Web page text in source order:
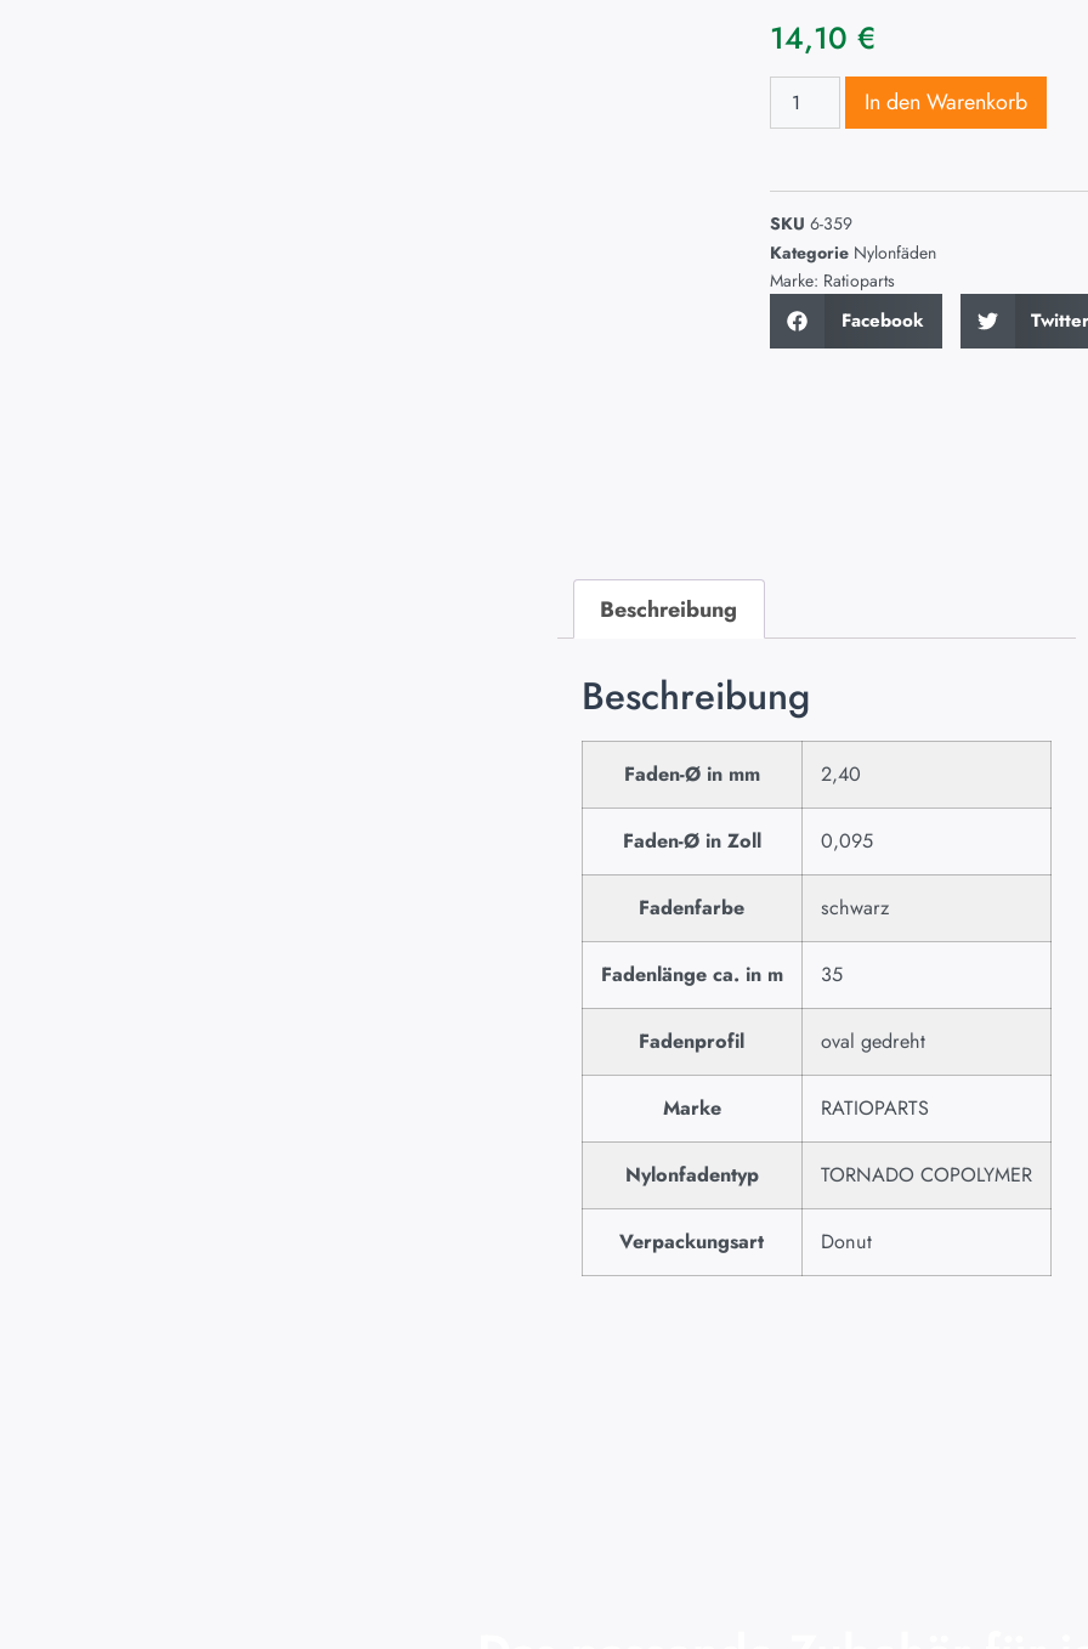
14,10 €
In den Warenkorb
SKU 6-359
Kategorie Nylonfäden
Marke: Ratioparts
Facebook Twitter
Beschreibung
Beschreibung
Faden-Ø in mm 2,40
Faden-Ø in Zoll 0,095
Fadenfarbe schwarz
Fadenlänge ca. in m 35
Fadenprofil oval gedreht
Marke RATIOPARTS
Nylonfadentyp TORNADO COPOLYMER
Verpackungsart Donut